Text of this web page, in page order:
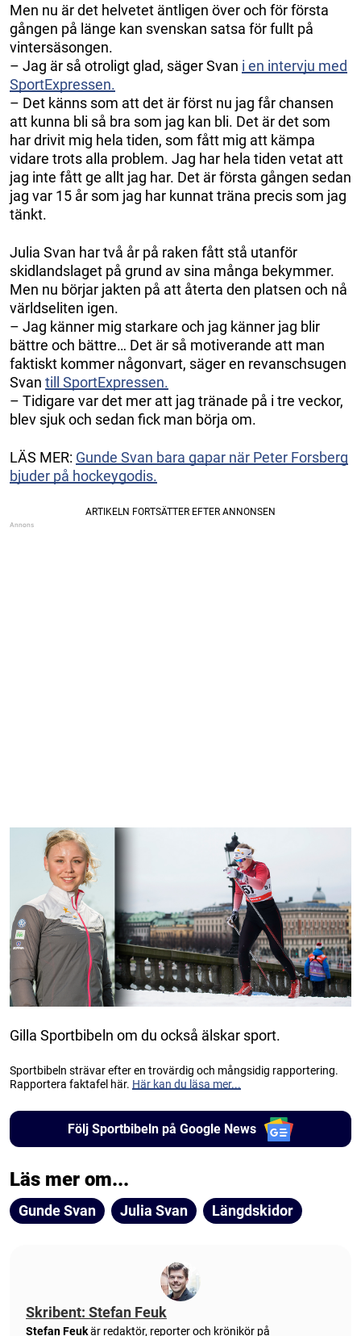
Men nu är det helvetet äntligen över och för första
gången på länge kan svenskan satsa för fullt på
vintersäsongen.
– Jag är så otroligt glad, säger Svan i en intervju med
SportExpressen.
– Det känns som att det är först nu jag får chansen
att kunna bli så bra som jag kan bli. Det är det som
har drivit mig hela tiden, som fått mig att kämpa
vidare trots alla problem. Jag har hela tiden vetat att
jag inte fått ge allt jag har. Det är första gången sedan
jag var 15 år som jag har kunnat träna precis som jag
tänkt.
Julia Svan har två år på raken fått stå utanför
skidlandslaget på grund av sina många bekymmer.
Men nu börjar jakten på att återta den platsen och nå
världseliten igen.
– Jag känner mig starkare och jag känner jag blir
bättre och bättre… Det är så motiverande att man
faktiskt kommer någonvart, säger en revanschsugen
Svan till SportExpressen.
– Tidigare var det mer att jag tränade på i tre veckor,
blev sjuk och sedan fick man börja om.
LÄS MER: Gunde Svan bara gapar när Peter Forsberg
bjuder på hockeygodis.
Gilla Sportbibeln om du också älskar sport.
Sportbibeln strävar efter en trovärdig och mångsidig rapportering.
Rapportera faktafel här. Här kan du läsa mer...
Följ Sportbibeln på Google News
Läs mer om...
Gunde Svan Julia Svan Längdskidor
Skribent: Stefan Feuk
Stefan Feukär redaktör, reporter och krönikör på